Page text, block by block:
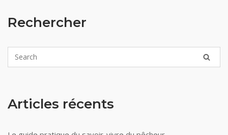
Rechercher
Articles récents